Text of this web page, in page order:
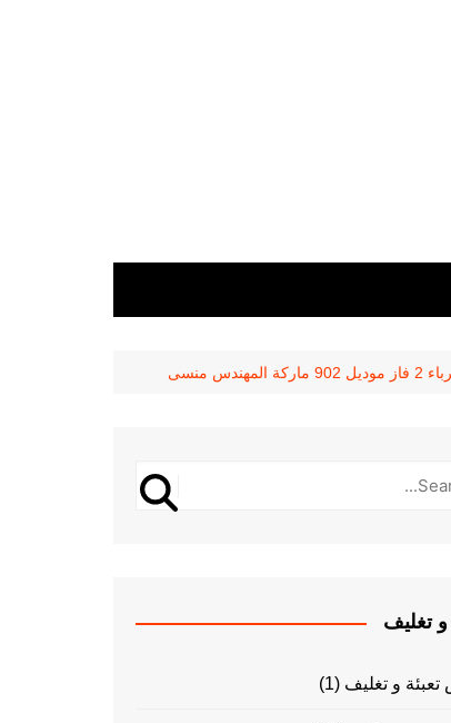
منسى
و تغليف
تعبئة و تغليف (1)